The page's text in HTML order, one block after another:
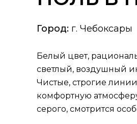
Город: г. Чебоксары
Белый цвет,
светлый, воздушный
Чистые, строгие
комфортную
серого, смотрится